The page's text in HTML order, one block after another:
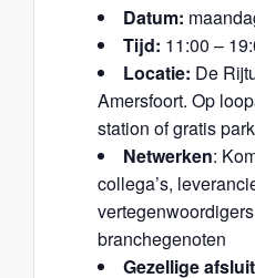
Datum:
Tijd: 11:00 –
Locatie: De
Amersfoort. Op
station of gratis
Netwerken:
collega’s,
branchegenoten
Gezellige